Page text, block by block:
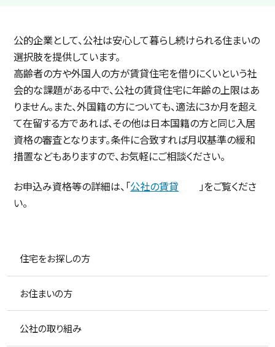
公的企業として、公社は安心して暮らし続けられる住まいの
選択肢を提供しています。
高齢者の方や外国人の方が賃貸住宅を借りにくいという社
会的な課題がある中で、公社の賃貸住宅に年齢の上限はあ
りません。また、外国籍の方についても、適法に3か月を超え
て在留する方であれば、その他は日本国籍の方と同じ入居
資格の審査となります。条件に合致すれば月収基準の緩和
措置などもありますので、お気軽にご相談ください。
お申込み資格等の詳細は、「公社の賃貸
」をご覧くださ
い。
住宅をお探しの方
お住まいの方
公社の取り組み